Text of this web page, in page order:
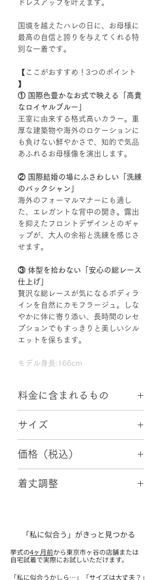
ドレスアップを叶えます。
国境を越えたハレの日に、お母様に
最高の自信と誇りを与えてくれる特
別な一着です。
【ここがおすすめ！3つのポイント
】
① 国際色豊かなお式で映える「高貴
なロイヤルブルー」
王室に由来する格式高いカラー。重
厚な建築物や海外のロケーションに
も負けない鮮やかさで、知的で気品
あふれるお母様像を演出します。
② 国際結婚の場にふさわしい「洗練
のバックシャン」
海外のフォーマルマナーにも適し
た、エレガントな背中の開き。露出
を抑えたフロントデザインとのギャ
ップが、大人の余裕と洗練を感じさ
せます。
③ 体型を拾わない「安心の総レース
仕上げ」
贅沢な総レースが気になるボディラ
インを自然にカモフラージュ。しな
やかに体に寄り添い、長時間のレセ
プションでもすっきりと美しいシル
エットを保ちます。
モデル身長:166cm
料金に含まれるもの
・クリーニング代
サイズ
価格（税込）
着丈調整
「私に似合う」がきっと見つかる
挙式の4ヶ月前から東京市ヶ谷の店舗または
自宅試着で実際にお試しいただけます。
「私に似合うかしら…」「サイズは大丈夫？」